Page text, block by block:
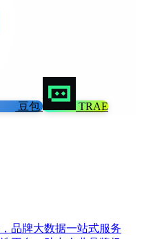
豆包 TRAE
品牌大数据一站式服务